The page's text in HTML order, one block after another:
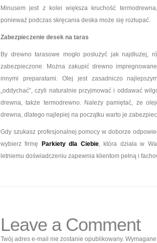
Minusem jest z kolei większa kruchość
ponieważ podczas skręcania deska może się rozłupać.
Zabezpieczenie desek na taras
By drewno tarasowe mogło posłużyć jak najdłużej,
zabezpieczone. Można zakupić drewno
innymi preparatami. Olej jest zasadniczo
„oddychać”, czyli naturalnie przyjmować i oddawać
drewna, także termodrewno. Należy pamiętać, że
drewna, dlatego najlepiej na początku warto je
Gdy szukasz profesjonalnej pomocy w doborze
wybierz firmę
Parkiety dla Ciebie, która działa w
letniemu doświadczeniu zapewnia klientom pełną i
Leave a Comment
Twój adres e-mail nie zostanie opublikowany.